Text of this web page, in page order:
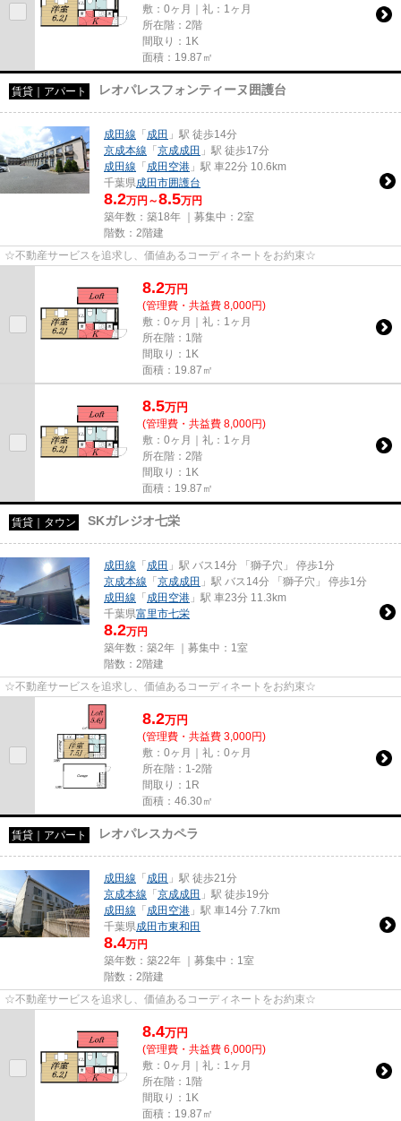
敷：0ヶ月｜礼：1ヶ月
所在階：2階
間取り：1K
面積：19.87㎡
賃貸｜アパート レオパレスフォンティーヌ囲護台
成田線 「成田 」駅 徒歩14分
京成本線 「京成成田 」駅 徒歩17分
成田線 「成田空港 」駅 車22分 10.6km
千葉県成田市囲護台
8.2万円～8.5万円
築年数：築18年 ｜募集中： 2室
階数：2階建
☆不動産サービスを追求し、価値あるコーディネートをお約束☆
8.2万円
(管理費・共益費 8,000円)
敷：0ヶ月｜礼：1ヶ月
所在階：1階
間取り：1K
面積：19.87㎡
8.5万円
(管理費・共益費 8,000円)
敷：0ヶ月｜礼：1ヶ月
所在階：2階
間取り：1K
面積：19.87㎡
賃貸｜タウン SKガレジオ七栄
成田線 「成田 」駅 バス14分 「獅子穴」 停歩1分
京成本線 「京成成田 」駅 バス14分 「獅子穴」 停歩1分
成田線 「成田空港 」駅 車23分 11.3km
千葉県富里市七栄
8.2万円
築年数：築2年 ｜募集中： 1室
階数：2階建
☆不動産サービスを追求し、価値あるコーディネートをお約束☆
8.2万円
(管理費・共益費 3,000円)
敷：0ヶ月｜礼：0ヶ月
所在階：1-2階
間取り：1R
面積：46.30㎡
賃貸｜アパート レオパレスカペラ
成田線 「成田 」駅 徒歩21分
京成本線 「京成成田 」駅 徒歩19分
成田線 「成田空港 」駅 車14分 7.7km
千葉県成田市東和田
8.4万円
築年数：築22年 ｜募集中： 1室
階数：2階建
☆不動産サービスを追求し、価値あるコーディネートをお約束☆
8.4万円
(管理費・共益費 6,000円)
敷：0ヶ月｜礼：1ヶ月
所在階：1階
間取り：1K
面積：19.87㎡